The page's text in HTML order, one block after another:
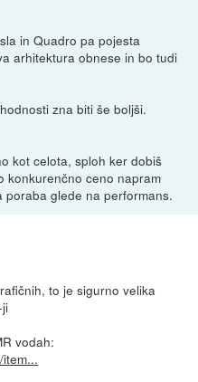
in Quadro pa pojesta
arhitektura obnese in bo tudi
zna biti še boljši.
kot celota, sploh ker dobiš
konkurenčno ceno napram
poraba glede na performans.
to je sigurno velika
vodah: